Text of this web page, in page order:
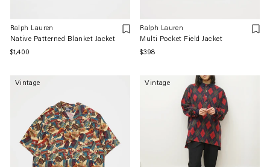
Ralph Lauren
Native Patterned Blanket Jacket
通
格
$1,400
Ralph Lauren
Multi Pocket Field Jacket
通
格
$398
Vintage Vintage